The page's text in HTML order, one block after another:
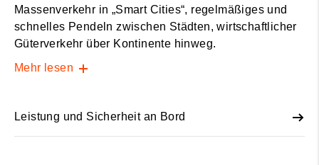
Massenverkehr in „Smart Cities“, regelmäßiges und
schnelles Pendeln zwischen Städten, wirtschaftlicher
Güterverkehr über Kontinente hinweg.
Mehr lesen
Leistung und Sicherheit an Bord